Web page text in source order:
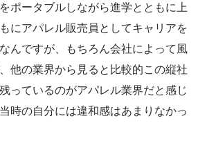
ポータブルしながら進学とともに上
にアパレル販売員としてキャリアを
んですが、もちろん会社によって風
他の業界から見ると比較的この縦社
っているのがアパレル業界だと感じ
時の自分には違和感はあまりなかっ